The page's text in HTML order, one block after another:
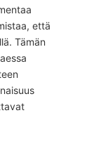
että
Tämän